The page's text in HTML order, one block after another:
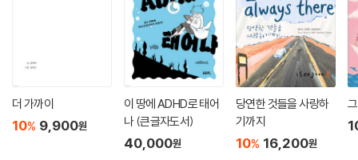
더 가까이
10% 9,900원
이 땅에 ADHD로 태어
나 (큰글자도서)
40,000원
당연한 것들을 사랑하
기까지
10% 16,200원